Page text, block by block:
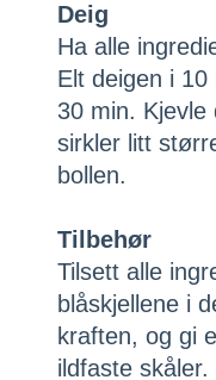
Deig
Ha alle
Elt deigen i
30 min.
sirkler litt
bollen.
Tilbehør
Tilsett alle
blåskjellene i
kraften, og gi
ildfaste